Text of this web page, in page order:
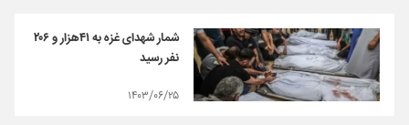
شمار شهدای غزه به ۴۱هزار و ۲۰۶
نفر رسید
۱۴۰۳/۰۶/۲۵